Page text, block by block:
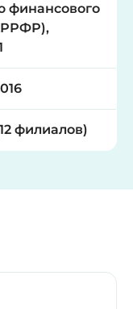
финансового
филиалов)